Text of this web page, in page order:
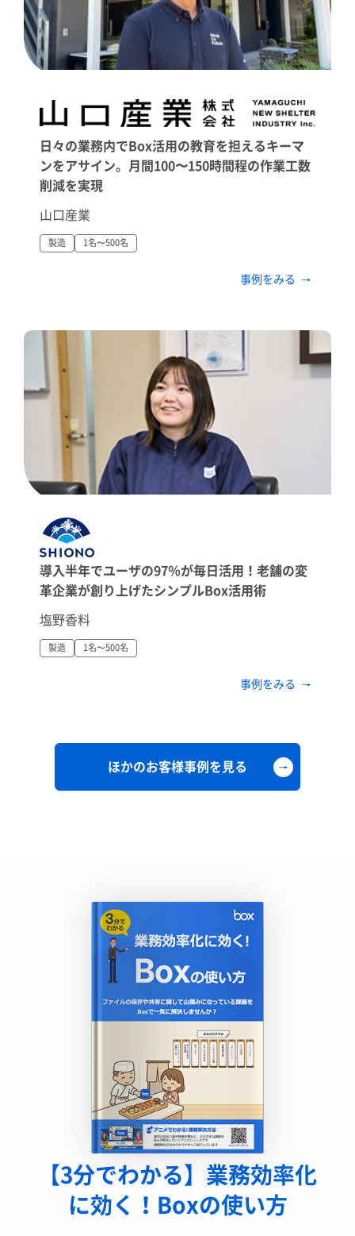
日々の業務内でBox活用の教育を担えるキーマ
ンをアサイン。月間100〜150時間程の作業工数
削減を実現
山口産業
製造 1名〜500名
事例をみる
導入半年でユーザの97％が毎日活用！老舗の変
革企業が創り上げたシンプルBox活用術
塩野香料
製造 1名〜500名
事例をみる
ほかのお客様事例を見る
【3分でわかる】業務効率化
に効く！Boxの使い方